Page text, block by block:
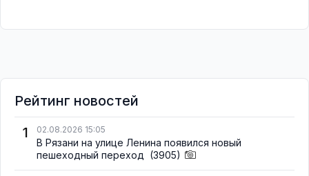
Рейтинг новостей
1
02.08.2026 15:05
В Рязани на улице Ленина появился новый
пешеходный переход (3905)